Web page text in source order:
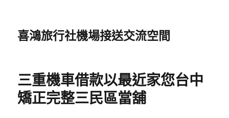
喜鴻旅行社機場接送交流空間
三重機車借款以最近家您台中
矯正完整三民區當舖